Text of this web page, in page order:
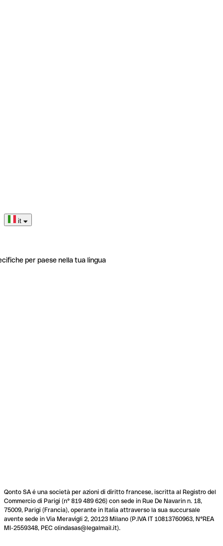
it
per paese nella tua lingua
Qonto SA é una società per azioni di diritto francese, iscritta al Registro del
Commercio di Parigi (n° 819 489 626) con sede in Rue De Navarin n. 18,
75009, Parigi (Francia), operante in Italia attraverso la sua succursale
avente sede in Via Meravigli 2, 20123 Milano (P.IVA IT 10813760963, N°REA
MI-2559348, PEC olindasas@legalmail.it).